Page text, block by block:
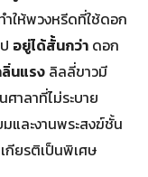
ให้พวงหรีดที่ใช้ดอก
อยู่ได้สั้นกว่า ดอก
นแรง ลิลลี่ขาวมี
าลาที่ไม่ระบาย
และงานพระสงฆ์ชั้น
กียรติเป็นพิเศษ